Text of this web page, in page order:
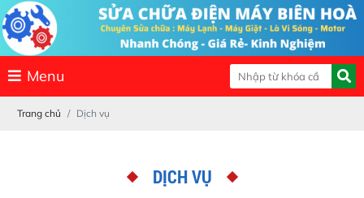
Menu
Trang chủ Dịch vụ
DỊCH VỤ